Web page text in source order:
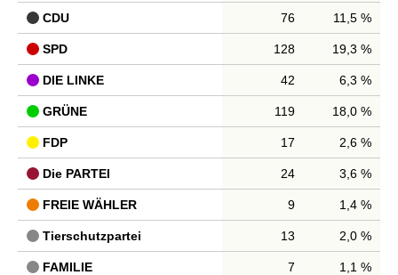
CDU 76 11,5 %
SPD 128 19,3 %
DIE LINKE 42 6,3 %
GRÜNE 119 18,0 %
FDP 17 2,6 %
Die PARTEI 24 3,6 %
FREIE WÄHLER 9 1,4 %
Tierschutzpartei 13 2,0 %
FAMILIE 7 1,1 %